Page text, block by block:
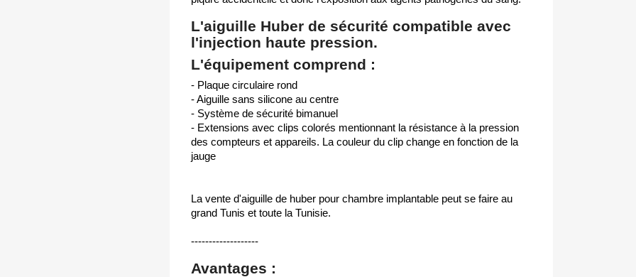
L'aiguille Huber de sécurité compatible avec
l'injection haute pression.
L'équipement comprend :
- Plaque circulaire rond
- Aiguille sans silicone au centre
- Système de sécurité bimanuel
- Extensions avec clips colorés mentionnant la résistance à la pression
des compteurs et appareils. La couleur du clip change en fonction de la
jauge
La vente d'aiguille de huber pour chambre implantable peut se faire au
grand Tunis et toute la Tunisie.
-------------------
Avantages :